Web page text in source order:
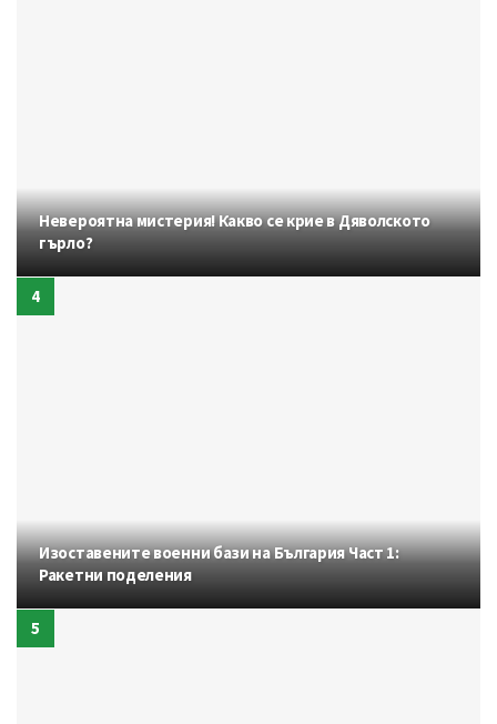
Невероятна мистерия! Какво се крие в Дяволското
гърло?
Изоставените военни бази на България Част 1:
Ракетни поделения